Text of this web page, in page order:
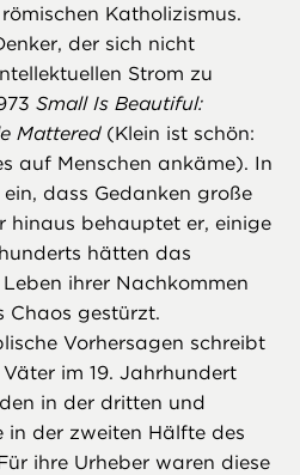
Katholizismus.
der sich nicht
Strom zu
Small Is Beautiful:
Mattered(Klein ist schön:
auf Menschen ankäme). In
dass Gedanken große
hinaus behauptet er, einige
hätten das
ihrer Nachkommen
Chaos gestürzt.
Vorhersagen schreibt
im 19. Jahrhundert
in der dritten und
in der zweiten Hälfte des
ihre Urheber waren diese